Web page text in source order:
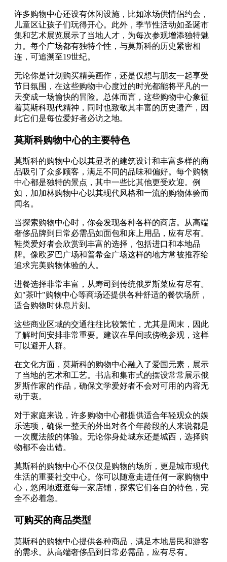
许多购物中心还设有休闲设施，比如冰场供情侣约会，
儿童区让孩子们玩得开心。此外，季节性活动如圣诞市
集和艺术展览展示了当地人才，为每次参观增添独特魅
力。每个广场都有独特个性，与莫斯科的历史紧密相
连，可追溯至19世纪。
无论你是计划购买精美画作，还是仅想与朋友一起享受
节日氛围，在这些购物中心度过的时光都能将平凡的一
天变成一场愉快的冒险。总体而言，这些购物中心象征
着莫斯科现代精神，同时也致敬其丰富的历史遗产，因
此它们是每位爱好者必访之地。
莫斯科购物中心的主要特色
莫斯科的购物中心以其显著的建筑设计和丰富多样的商
品吸引了众多顾客，满足不同的品味和偏好。每个购物
中心都是独特的景点，其中一些比其他更受欢迎。例
如，加加林购物中心以其现代风格和一流的购物体验而
闻名。
当探索购物中心时，你会发现各种各样的商店。从高端
奢侈品牌到日常必需品如面包和床上用品，应有尽有。
鞋类爱好者会欣赏到丰富的选择，包括进口和本地品
牌。像欧罗巴广场和普希金广场这样的地方常被推荐给
追求完美购物体验的人。
进餐选择非常丰富，从寿司到传统俄罗斯菜应有尽有。
如"茶叶"购物中心等商场还提供各种舒适的餐饮场所，
适合购物时休息片刻。
这些商业区域的交通往往比较繁忙，尤其是周末，因此
了解时间安排非常重要。建议在早间或傍晚参观，这样
可以避开人群。
在文化方面，莫斯科的购物中心融入了爱国元素，展示
了当地的艺术和工艺。书店和集市式的摆设常常展示俄
罗斯作家的作品，确保文学爱好者不会对可用的内容无
动于衷。
对于家庭来说，许多购物中心都提供适合年轻观众的娱
乐选项，确保一整天的外出对各个年龄段的人来说都是
一次魔法般的体验。无论你身处城东还是城西，选择购
物都不会出错。
莫斯科的购物中心不仅仅是购物的场所，更是城市现代
生活的重要社交中心。你可以随意走进任何一家购物中
心，悠闲地逛逛每一家店铺，探索它们各自的特色，完
全不必着急。
可购买的商品类型
莫斯科的购物中心提供各种商品，满足本地居民和游客
的需求。从高端奢侈品到日常必需品，应有尽有。